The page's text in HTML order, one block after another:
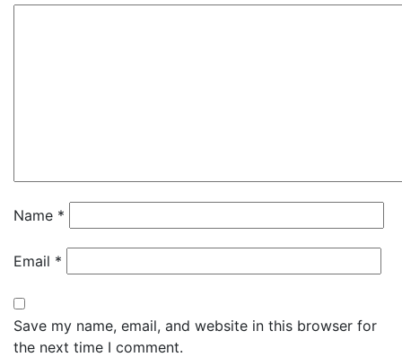
Name *
Email *
Save my name, email, and website in this browser for
the next time I comment.